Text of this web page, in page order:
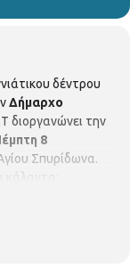
δέντρου
Δήμαρχο
διοργανώνει την
8
Σπυρίδωνα.
της Τριανδρίας